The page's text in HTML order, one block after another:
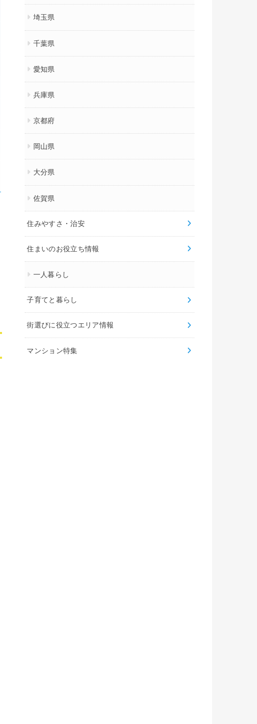
3,270件
–
–
5,297件 361,525
埼玉県
千葉県
愛知県
兵庫県
京都府
岡山県
大分県
佐賀県
住みやすさ・治安
住まいのお役立ち情報
一人暮らし
子育てと暮らし
街選びに役立つエリア情報
マンション特集